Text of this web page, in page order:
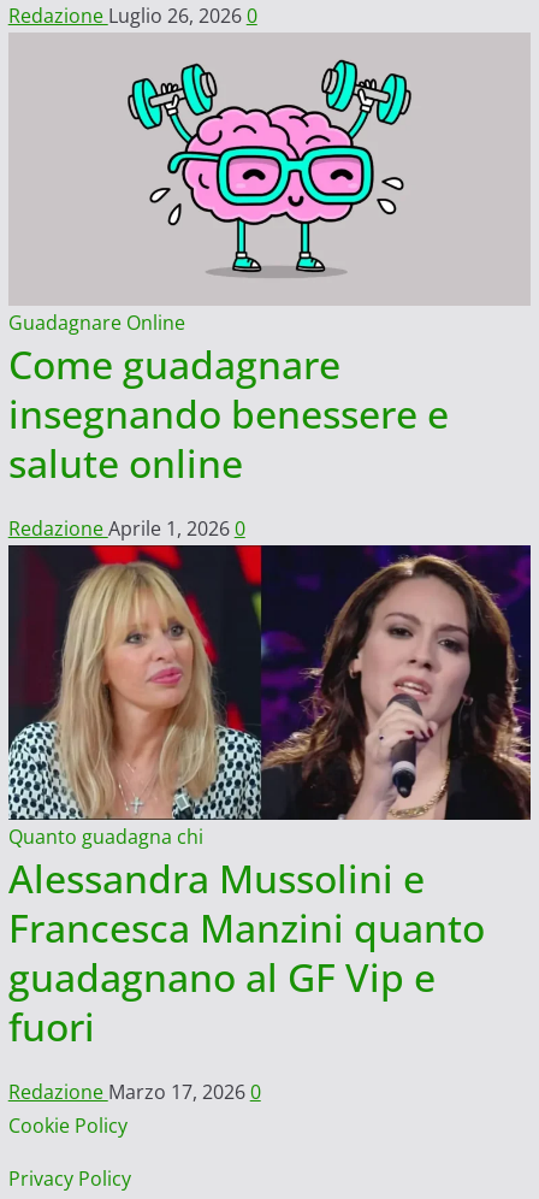
Redazione Luglio 26, 20260
Guadagnare Online
Come guadagnare
insegnando benessere e
salute online
RedazioneAprile 1, 20260
Quanto guadagna chi
Alessandra Mussolini e
Francesca Manzini quanto
guadagnano al GF Vip e
fuori
Redazione Marzo 17, 20260
Cookie Policy
Privacy Policy